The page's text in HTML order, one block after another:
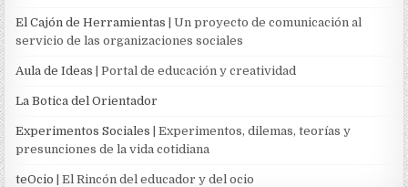
El Cajón de Herramientas | Un proyecto de comunicación al
servicio de las organizaciones sociales
Aula de Ideas | Portal de educación y creatividad
La Botica del Orientador
Experimentos Sociales | Experimentos, dilemas, teorías y
presunciones de la vida cotidiana
teOcio | El Rincón del educador y del ocio